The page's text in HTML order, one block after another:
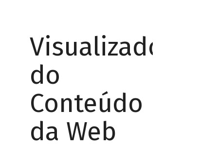
Visualizador
do
Conteúdo
da Web